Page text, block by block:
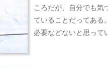
ころだが、自分でも気
ていることだってある
必要などないと思って